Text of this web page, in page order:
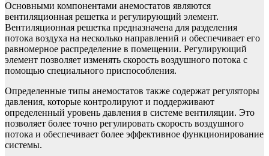
Основными компонентами анемостатов являются
вентиляционная решетка и регулирующий элемент.
Вентиляционная решетка предназначена для разделения
потока воздуха на несколько направлений и обеспечивает его
равномерное распределение в помещении. Регулирующий
элемент позволяет изменять скорость воздушного потока с
помощью специального приспособления.
Определенные типы анемостатов также содержат регуляторы
давления, которые контролируют и поддерживают
определенный уровень давления в системе вентиляции. Это
позволяет более точно регулировать скорость воздушного
потока и обеспечивает более эффективное функционирование
системы.